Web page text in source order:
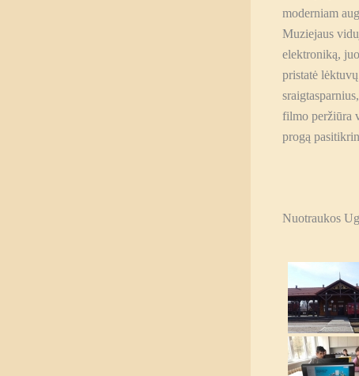
moderniam
Muziejaus
elektroniką,
pristatė
filmo peržiūra
progą
Nuotraukos